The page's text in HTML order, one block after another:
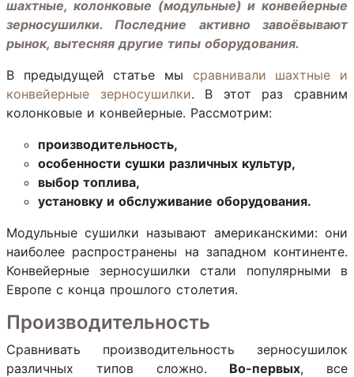
шахтные, колонковые (модульные) и конвейерные
зерносушилки. Последние активно завоёвывают
рынок, вытесняя другие типы оборудования.
В предыдущей статье мы сравнивали шахтные и
конвейерные зерносушилки. В этот раз сравним
колонковые и конвейерные. Рассмотрим:
производительность,
особенности сушки различных культур,
выбор топлива,
установку и обслуживание оборудования.
Модульные сушилки называют американскими: они
наиболее распространены на западном континенте.
Конвейерные зерносушилки стали популярными в
Европе с конца прошлого столетия.
Производительность
Сравнивать производительность зерносушилок
различных типов сложно. Во-первых, все